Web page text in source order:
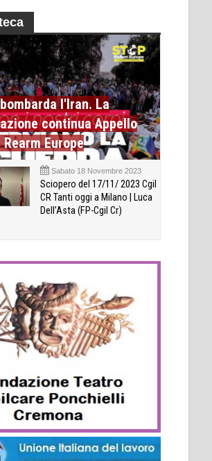
l'Iran. La
continua Appello
Europe
Sabato 18 Novembre 2023
Sciopero del 17/11/ 2023 Cgil
CR Tanti oggi a Milano | Luca
Dell’Asta (FP-Cgil Cr)